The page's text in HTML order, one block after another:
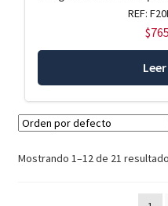
REF:
$
Mostrando 1–12 de 21